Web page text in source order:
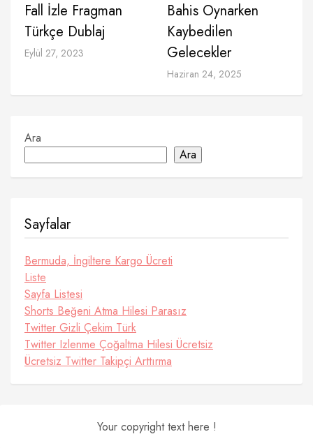
Fall İzle Fragman
Türkçe Dublaj
Eylül 27, 2023
Bahis Oynarken
Kaybedilen
Gelecekler
Haziran 24, 2025
Ara
Ara
Sayfalar
Bermuda, İngiltere Kargo Ücreti
Liste
Sayfa Listesi
Shorts Beğeni Atma Hilesi Parasız
Twitter Gizli Çekim Türk
Twitter Izlenme Çoğaltma Hilesi Ücretsiz
Ücretsiz Twitter Takipçi Arttırma
Your copyright text here !